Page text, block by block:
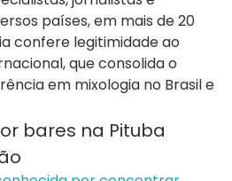
países, em mais de 20
confere legitimidade ao
que consolida o
em mixologia no Brasil e
bares na Pituba